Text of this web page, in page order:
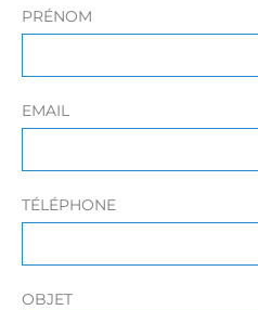
PRÉNOM
EMAIL
TÉLÉPHONE
OBJET